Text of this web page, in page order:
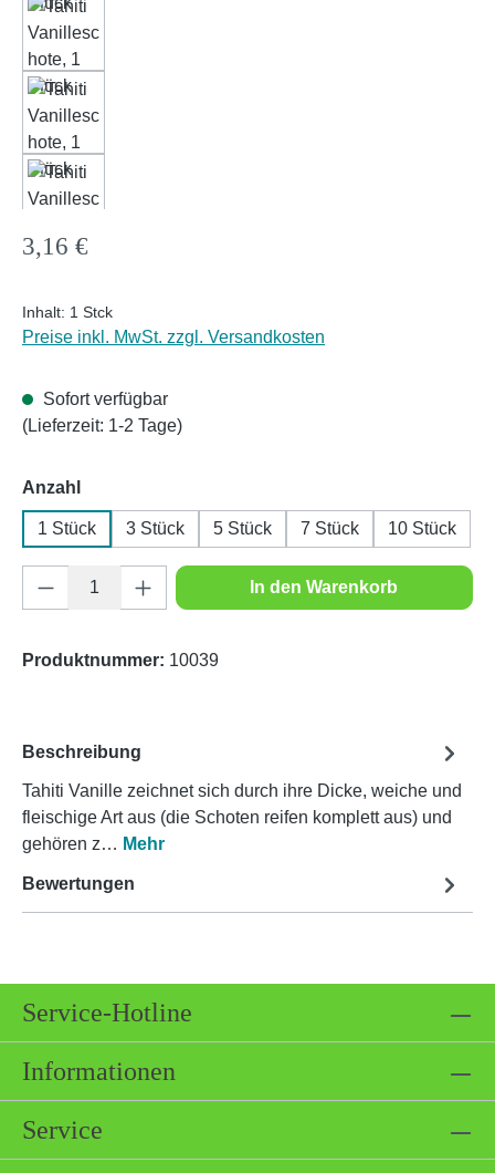
Regulärer Preis:
3,16 €
Inhalt: 1 Stck
Preise inkl. MwSt. zzgl. Versandkosten
Sofort verfügbar
(Lieferzeit: 1-2 Tage)
Anzahl auswählen
1 Stück 3 Stück 5 Stück 7 Stück 10 Stück
Produkt Anzahl: Gib den gewünschten
In den Warenkorb
Produktnummer: 10039
Beschreibung
Tahiti Vanille zeichnet sich durch ihre Dicke, weiche und
fleischige Art aus (die Schoten reifen komplett aus) und
gehören z… Mehr
Bewertungen
Service-Hotline
Informationen
Service